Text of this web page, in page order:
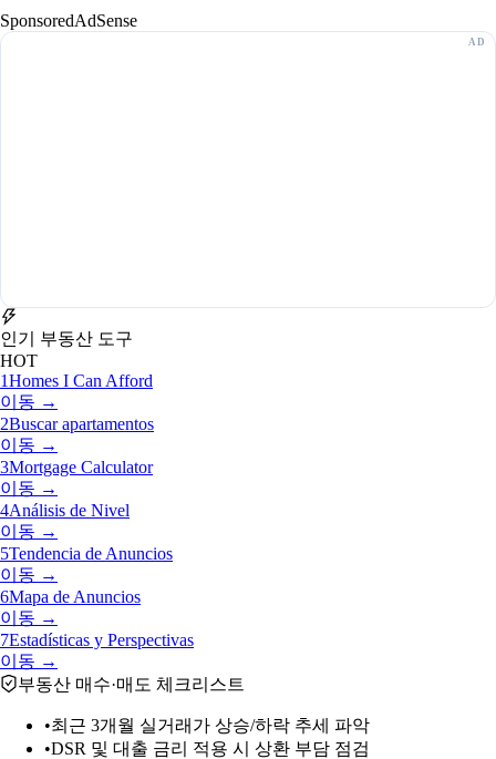
SponsoredAdSense
인기 부동산 도구
HOT
1Homes I Can Afford
이동 →
2Buscar apartamentos
이동 →
3Mortgage Calculator
이동 →
4Análisis de Nivel
이동 →
5Tendencia de Anuncios
이동 →
6Mapa de Anuncios
이동 →
7Estadísticas y Perspectivas
이동 →
부동산 매수·매도 체크리스트
•최근 3개월 실거래가 상승/하락 추세 파악
•DSR 및 대출 금리 적용 시 상환 부담 점검